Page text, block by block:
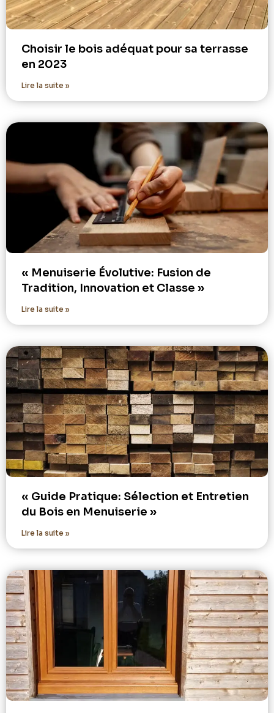
Choisir le bois adéquat pour sa terrasse
en 2023
Lire la suite »
« Menuiserie Évolutive: Fusion de
Tradition, Innovation et Classe »
Lire la suite »
« Guide Pratique: Sélection et Entretien
du Bois en Menuiserie »
Lire la suite »